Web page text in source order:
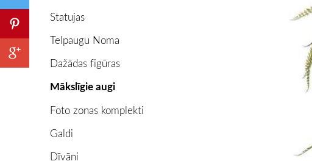
Statujas
Telpaugu Noma
Dažādas figūras
Mākslīgie augi
Foto zonas komplekti
Galdi
Dīvāni